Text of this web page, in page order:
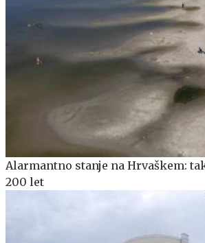
Alarmantno stanje na Hrvaškem:
200 let